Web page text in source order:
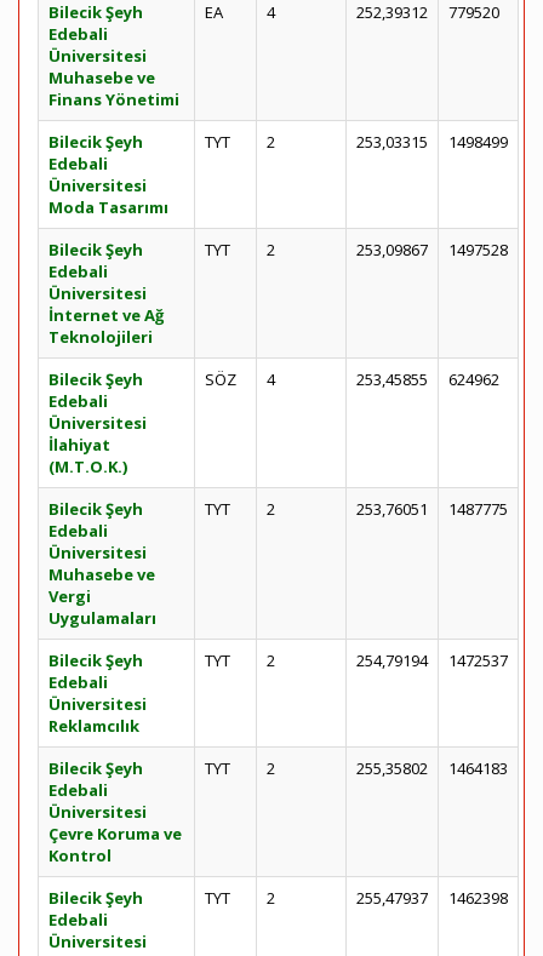
Bilecik Şeyh
Edebali
Üniversitesi
Muhasebe ve
Finans Yönetimi
EA 4 252,39312 779520
Bilecik Şeyh
Edebali
Üniversitesi
Moda Tasarımı
TYT 2 253,03315 1498499
Bilecik Şeyh
Edebali
Üniversitesi
İnternet ve Ağ
Teknolojileri
TYT 2 253,09867 1497528
Bilecik Şeyh
Edebali
Üniversitesi
İlahiyat
(M.T.O.K.)
SÖZ 4 253,45855 624962
Bilecik Şeyh
Edebali
Üniversitesi
Muhasebe ve
Vergi
Uygulamaları
TYT 2 253,76051 1487775
Bilecik Şeyh
Edebali
Üniversitesi
Reklamcılık
TYT 2 254,79194 1472537
Bilecik Şeyh
Edebali
Üniversitesi
Çevre Koruma ve
Kontrol
TYT 2 255,35802 1464183
Bilecik Şeyh
Edebali
Üniversitesi
TYT 2 255,47937 1462398